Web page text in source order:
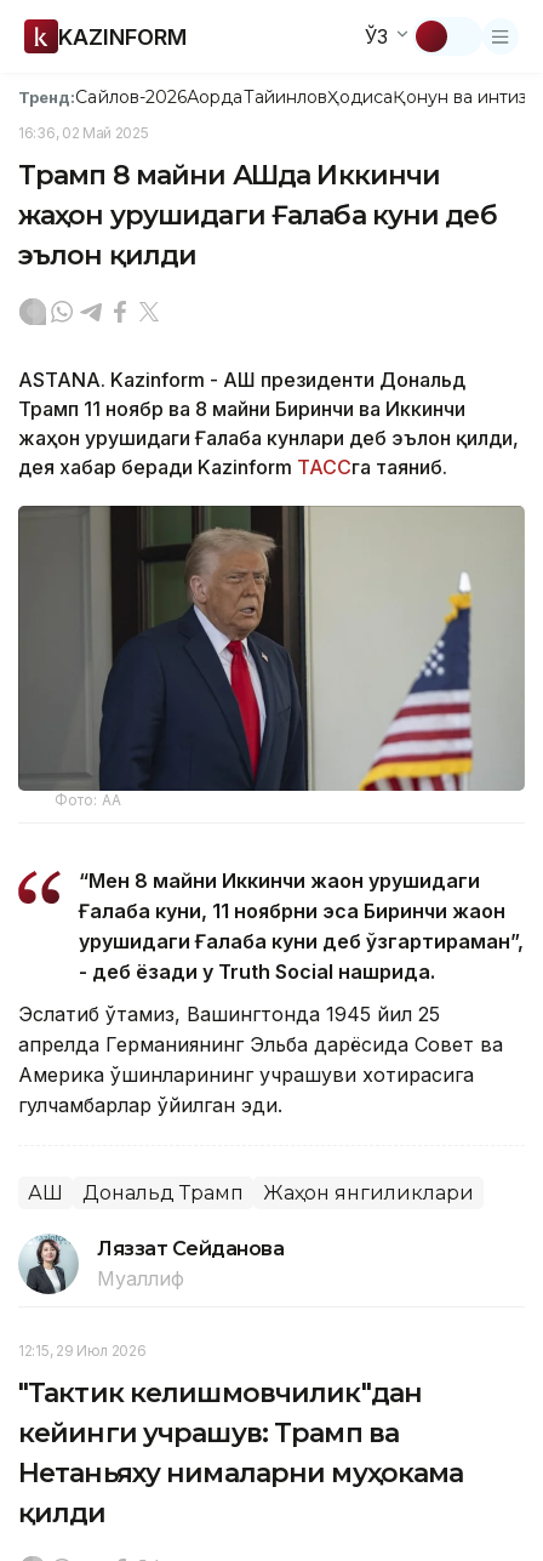
KAZINFORM ЎЗ
Тренд:Сайлов-2026АқордаТайинловҲодисаҚонун ва
16:36, 02 Май 2025
Трамп 8 майни АҚШда Иккинчи
жаҳон урушидаги Ғалаба куни деб
эълон қилди
ASTANA. Kazinform - АҚШ президенти Дональд
Трамп 11 ноябр ва 8 майни Биринчи ва Иккинчи
жаҳон урушидаги Ғалаба кунлари деб эълон қилди,
дея хабар беради Kazinform ТАССга таяниб.
Фото: АА
“Мен 8 майни Иккинчи жаҳон урушидаги
Ғалаба куни, 11 ноябрни эса Биринчи жаҳон
урушидаги Ғалаба куни деб ўзгартираман”,
- деб ёзади у Truth Social нашрида.
Эслатиб ўтамиз, Вашингтонда 1945 йил 25
апрелда Германиянинг Эльба дарёсида Совет ва
Америка қўшинларининг учрашуви хотирасига
гулчамбарлар қўйилган эди.
АҚШ Дональд Трамп Жаҳон янгиликлари
Ляззат Сейданова
Муаллиф
12:15, 29 Июл 2026
"Тактик келишмовчилик"дан
кейинги учрашув: Трамп ва
Нетаньяху нималарни муҳокама
қилди